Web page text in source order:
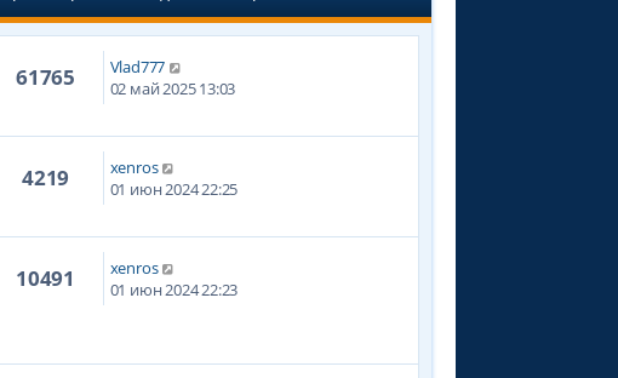
61765
Vlad777
02 май 2025 13:03
4219
xenros
01 июн 2024 22:25
10491
xenros
01 июн 2024 22:23